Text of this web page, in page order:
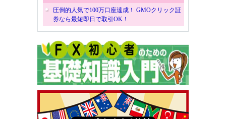
圧倒的人気で100万口座達成！ GMOクリック証
券なら最短即日で取引OK！